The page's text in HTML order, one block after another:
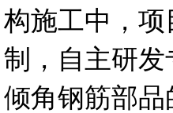
构施工中，
制，自主研
倾角钢筋部